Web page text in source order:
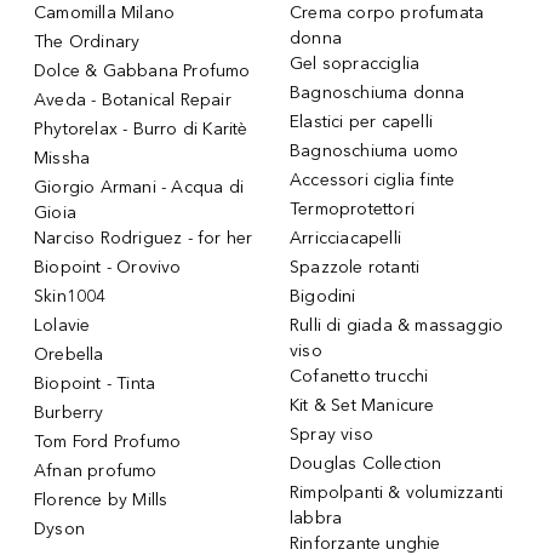
Camomilla Milano
The Ordinary
Dolce & Gabbana Profumo
Aveda - Botanical Repair
Phytorelax - Burro di Karitè
Missha
Giorgio Armani - Acqua di
Gioia
Narciso Rodriguez - for her
Biopoint - Orovivo
Skin1004
Lolavie
Orebella
Biopoint - Tinta
Burberry
Tom Ford Profumo
Afnan profumo
Florence by Mills
Dyson
Crema corpo profumata
donna
Gel sopracciglia
Bagnoschiuma donna
Elastici per capelli
Bagnoschiuma uomo
Accessori ciglia finte
Termoprotettori
Arricciacapelli
Spazzole rotanti
Bigodini
Rulli di giada & massaggio
viso
Cofanetto trucchi
Kit & Set Manicure
Spray viso
Douglas Collection
Rimpolpanti & volumizzanti
labbra
Rinforzante unghie